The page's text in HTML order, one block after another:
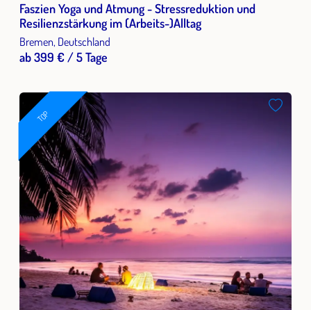
Faszien Yoga und Atmung - Stressreduktion und
Resilienzstärkung im (Arbeits-)Alltag
Bremen, Deutschland
ab 399 € / 5 Tage
TOP